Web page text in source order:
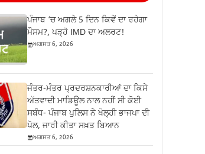
ਪੰਜਾਬ ‘ਚ ਅਗਲੇ 5 ਦਿਨ ਕਿਵੇਂ ਦਾ ਰਹੇਗਾ
ਮੌਸਮ?, ਪੜ੍ਹੋ IMD ਦਾ ਅਲਰਟ!
ਅਗਸਤ 6, 2026
ਜੰਤਰ-ਮੰਤਰ ਪ੍ਰਦਰਸ਼ਨਕਾਰੀਆਂ ਦਾ ਕਿਸੇ
ਅੱਤਵਾਦੀ ਮਾਡਿਊਲ ਨਾਲ ਨਹੀਂ ਸੀ ਕੋਈ
ਸਬੰਧ- ਪੰਜਾਬ ਪੁਲਿਸ ਨੇ ਖੋਲ੍ਹੀ ਭਾਜਪਾ ਦੀ
ਪੋਲ, ਜਾਰੀ ਕੀਤਾ ਸਖ਼ਤ ਬਿਆਨ
ਅਗਸਤ 6, 2026